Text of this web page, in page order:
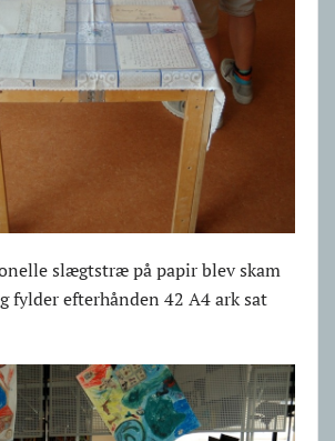
slægtstræ på papir blev skam
fylder efterhånden 42 A4 ark sat